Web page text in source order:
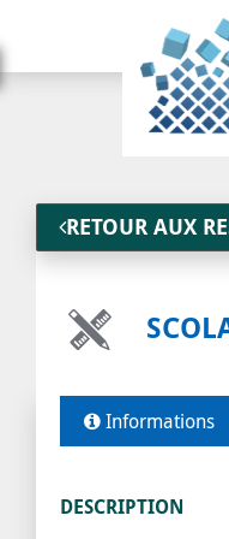
Main
navigation
account
menu
RETOUR AUX
Informations
DESCRIPTION